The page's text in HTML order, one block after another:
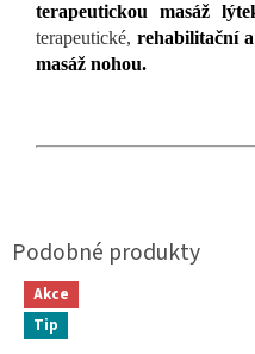
terapeutickou masáž
terapeutické, rehabilitační
masáž nohou.
Akce
Tip